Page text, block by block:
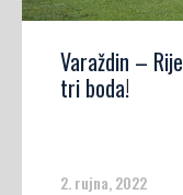
Varaždin –
tri boda!
2. rujna, 2022